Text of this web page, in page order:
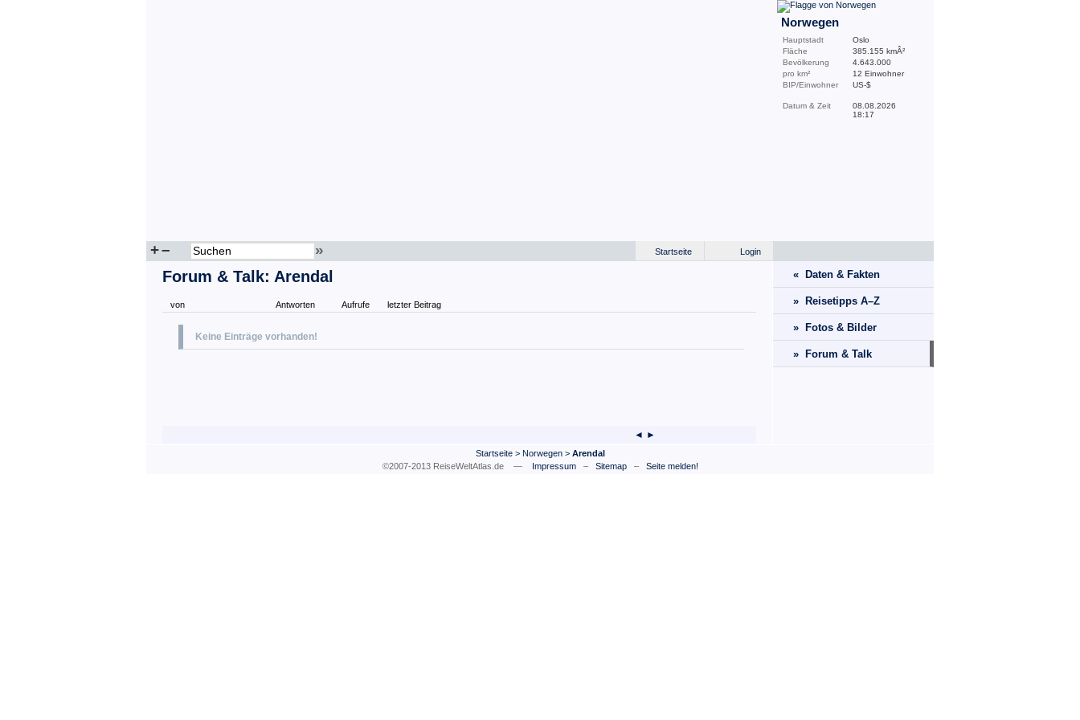
Norwegen
Hauptstadt
Oslo
Fläche
385.155 kmÂ²
Bevölkerung
4.643.000
pro km²
12 Einwohner
BIP/Einwohner
US-$
Datum & Zeit
08.08.2026
18:17
+– » Login
Startseite
Forum & Talk: Arendal
von Antworten Aufrufe letzter Beitrag
Keine Einträge vorhanden!
◄ ►
« Daten & Fakten
» Reisetipps A–Z
» Fotos & Bilder
» Forum & Talk
Startseite> Norwegen> Arendal
©2007-2013 ReiseWeltAtlas.de —
Impressum– Sitemap– Seite melden!